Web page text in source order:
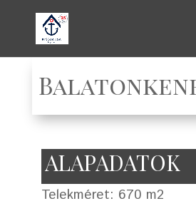
ALAPADATOK
Telekméret: 670 m2